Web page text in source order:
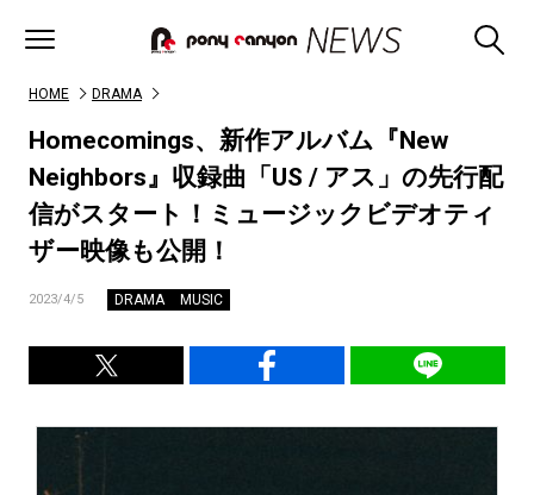
HOME DRAMA
Homecomings、新作アルバム『New
Neighbors』収録曲「US / アス」の先行配
信がスタート！ミュージックビデオティ
ザー映像も公開！
2023/4/5 DRAMA MUSIC